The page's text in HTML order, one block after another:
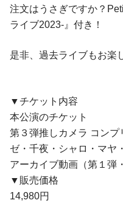
注⽂はうさぎですか？
ライブ2023-』付き！
是非、過去ライブもお楽
▼チケット内容
本公演のチケット
第３弾推しカメラ コンプ
ゼ・千夜・シャロ・マヤ
アーカイブ動画（第１弾
▼販売価格
14,980円